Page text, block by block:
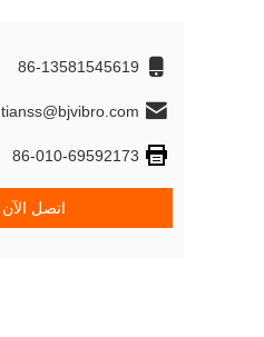
86-13581545619
tianss@bjvibro.com
86-010-69592173
اتصل الآن